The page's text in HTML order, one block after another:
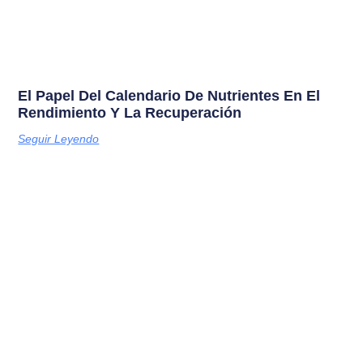
El Papel Del Calendario De Nutrientes En El
Rendimiento Y La Recuperación
Seguir Leyendo